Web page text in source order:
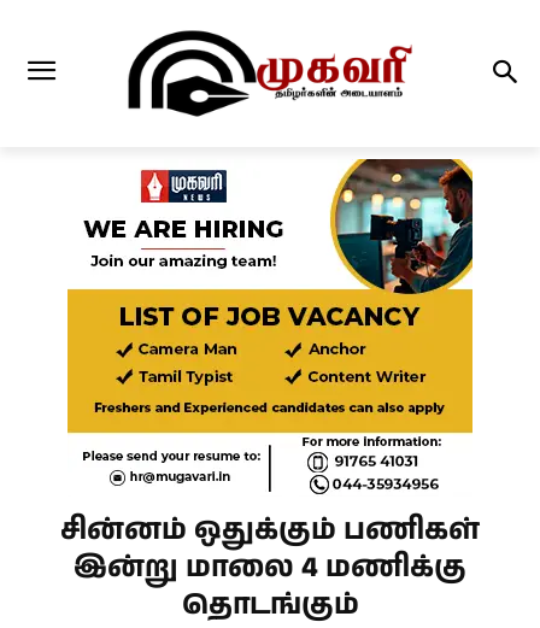
சின்னம் ஒதுக்கும் பணிகள்
இன்று மாலை 4 மணிக்கு
தொடங்கும்